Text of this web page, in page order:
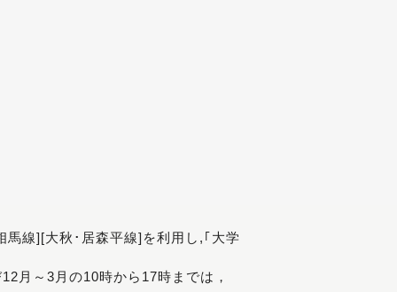
線][大秋･居森平線]を利用し,｢大学
月～3月の10時から17時までは，